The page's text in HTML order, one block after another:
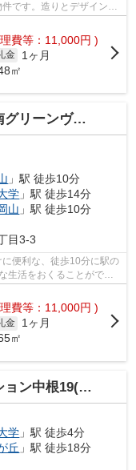
です。造りとデザインに
費等：11,000円 )
金
1ヶ月
㎡
ーンヴェール
」駅 徒歩10分
学 」駅 徒歩14分
山 」駅 徒歩10分
目3-3
便利な、徒歩10分に駅の
生活をおくることができ
費等：11,000円 )
金
1ヶ月
㎡
19(KaGood東京)
学 」駅 徒歩4分
丘 」駅 徒歩18分